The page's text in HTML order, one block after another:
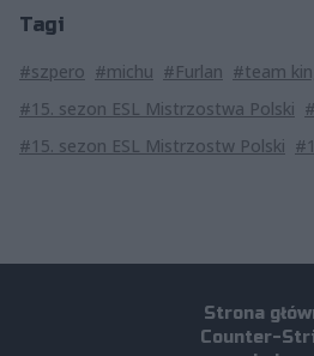
Tagi
#szpero #michu #Furlan #team
#15. sezon ESL Mistrzostwa Polski
#15. sezon ESL Mistrzostw Polski
Strona
Counter-